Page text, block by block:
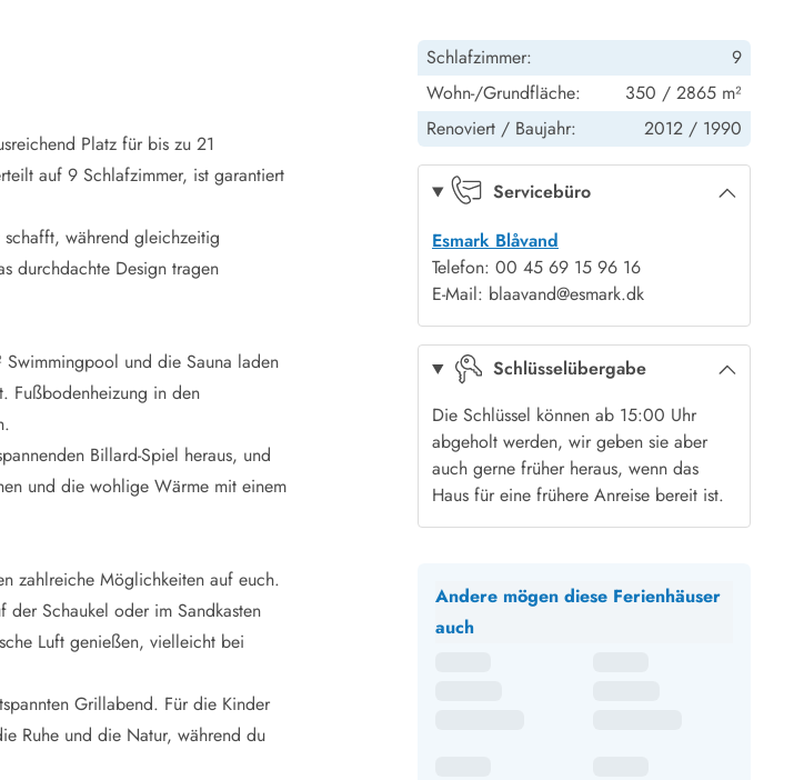
Platz für bis zu 21
auf 9 Schlafzimmer, ist garantiert
während gleichzeitig
durchdachte Design tragen
und die Sauna laden
Fußbodenheizung in den
Billard-Spiel heraus, und
und die wohlige Wärme mit einem
zahlreiche Möglichkeiten auf euch.
der Schaukel oder im Sandkasten
Luft genießen, vielleicht bei
Grillabend. Für die Kinder
Ruhe und die Natur, während du
Schlafzimmer:
9
Wohn-/Grundfläche:
350 / 2865 m²
Renoviert / Baujahr: 2012 / 1990
Servicebüro
Esmark Blåvand
Telefon: 00 45 69 15 96 16
E-Mail: blaavand@esmark.dk
Schlüsselübergabe
Die Schlüssel können ab 15:00 Uhr
abgeholt werden, wir geben sie aber
auch gerne früher heraus, wenn das
Haus für eine frühere Anreise bereit ist.
Andere mögen diese Ferienhäuser
auch